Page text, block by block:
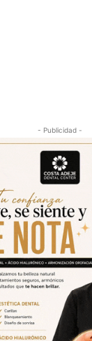
- Publicidad -